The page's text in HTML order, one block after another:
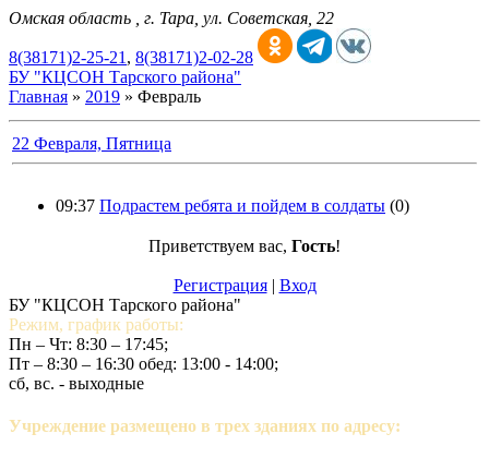
Омская область , г. Тара, ул. Советская, 22
8(38171)2-25-21 , 8(38171)2-02-28
БУ "КЦСОН Тарского района"
Главная » 2019 » Февраль
22 Февраля, Пятница
09:37 Подрастем ребята и пойдем в солдаты (0)
Приветствуем вас, Гость!
Регистрация| Вход
БУ "КЦСОН Тарского района"
Режим, график работы:
Пн – Чт: 8:30 – 17:45;
Пт – 8:30 – 16:30 обед: 13:00 - 14:00;
сб, вс. - выходные
Учреждение размещено в трех зданиях по адресу: